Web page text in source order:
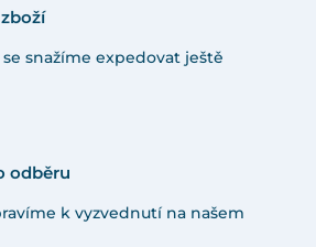
snažíme expedovat ještě
odběru
k vyzvednutí na našem